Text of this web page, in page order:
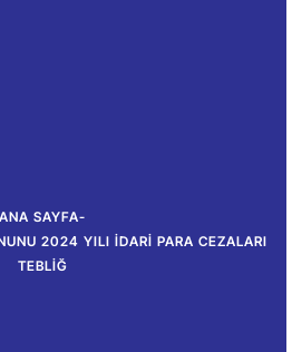
ANA SAYFA-
2024 YILI İDARI PARA CEZALARI
TEBLIĞ